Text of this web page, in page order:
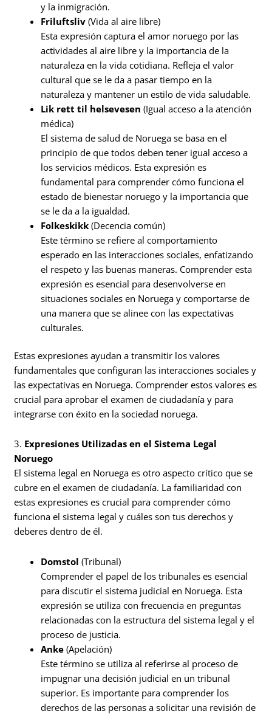
y la inmigración.
Friluftsliv (Vida al aire libre)
Esta expresión captura el amor noruego por las
actividades al aire libre y la importancia de la
naturaleza en la vida cotidiana. Refleja el valor
cultural que se le da a pasar tiempo en la
naturaleza y mantener un estilo de vida saludable.
Lik rett til helsevesen (Igual acceso a la atención
médica)
El sistema de salud de Noruega se basa en el
principio de que todos deben tener igual acceso a
los servicios médicos. Esta expresión es
fundamental para comprender cómo funciona el
estado de bienestar noruego y la importancia que
se le da a la igualdad.
Folkeskikk (Decencia común)
Este término se refiere al comportamiento
esperado en las interacciones sociales, enfatizando
el respeto y las buenas maneras. Comprender esta
expresión es esencial para desenvolverse en
situaciones sociales en Noruega y comportarse de
una manera que se alinee con las expectativas
culturales.
Estas expresiones ayudan a transmitir los valores
fundamentales que configuran las interacciones sociales y
las expectativas en Noruega. Comprender estos valores es
crucial para aprobar el examen de ciudadanía y para
integrarse con éxito en la sociedad noruega.
3. Expresiones Utilizadas en el Sistema Legal
Noruego
El sistema legal en Noruega es otro aspecto crítico que se
cubre en el examen de ciudadanía. La familiaridad con
estas expresiones es crucial para comprender cómo
funciona el sistema legal y cuáles son tus derechos y
deberes dentro de él.
Domstol (Tribunal)
Comprender el papel de los tribunales es esencial
para discutir el sistema judicial en Noruega. Esta
expresión se utiliza con frecuencia en preguntas
relacionadas con la estructura del sistema legal y el
proceso de justicia.
Anke (Apelación)
Este término se utiliza al referirse al proceso de
impugnar una decisión judicial en un tribunal
superior. Es importante para comprender los
derechos de las personas a solicitar una revisión de